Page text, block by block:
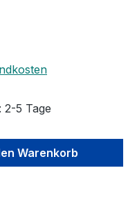
5 Tage
Warenkorb